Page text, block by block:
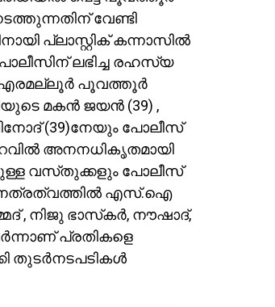
വേണ്ടി
പ്ലാസ്റ്റിക് കന്നാസിൽ
പൊലീസിന് ലഭിച്ച രഹസ്യ
എരമല്ലൂർ പൂവത്തൂർ
മകൻ ജയൻ (39) ,
(39)നേയും പോലീസ്
അനനധികൃതമായി
വസ്‌തുക്കളും പോലീസ്
എസ്.ഐ
, നിജു ഭാസ്‌കർ, നൗഷാദ്,
പ്രതികളെ
തുടർനടപടികൾ